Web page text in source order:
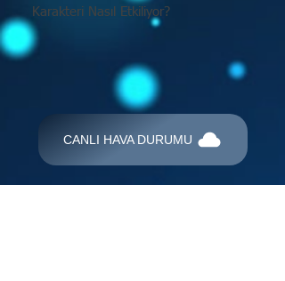
Karakteri Nasıl Etkiliyor?
CANLI HAVA DURUMU